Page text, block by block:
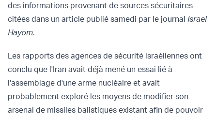
des informations provenant de sources sécuritaires
citées dans un article publié samedi par le journal Israel
Hayom.
Les rapports des agences de sécurité israéliennes ont
conclu que l'Iran avait déjà mené un essai lié à
l'assemblage d'une arme nucléaire et avait
probablement exploré les moyens de modifier son
arsenal de missiles balistiques existant afin de pouvoir